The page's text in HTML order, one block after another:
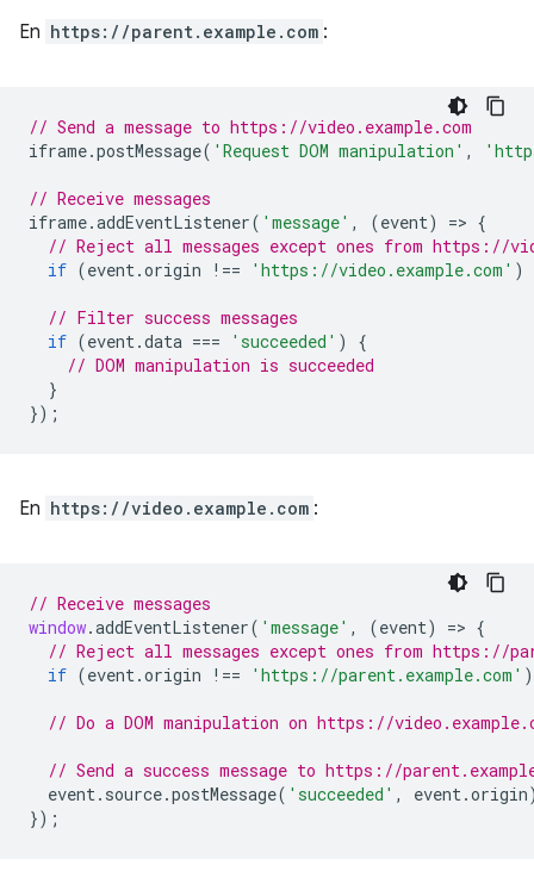
En https://parent.example.com :
// Send a message to https://video.example.com
iframe.postMessage( 'Request DOM manipulation' ,
// Receive messages
iframe.addEventListener( 'message' , (event) => {
// Reject all messages except ones from https://
if (event .origin !== 'https://video.example.com' )
// Filter success messages
if (event .data === 'succeeded' )
{
// DOM manipulation is succeeded
}
});
En https://video.example.com :
// Receive messages
window.addEventListener( 'message' , (event) => {
// Reject all messages except ones from https://
if (event .origin !== 'https://parent.example.com' )
// Do a DOM manipulation on https://
// Send a success message to https://
event . source.postMessage( 'succeeded' , event .origin
});